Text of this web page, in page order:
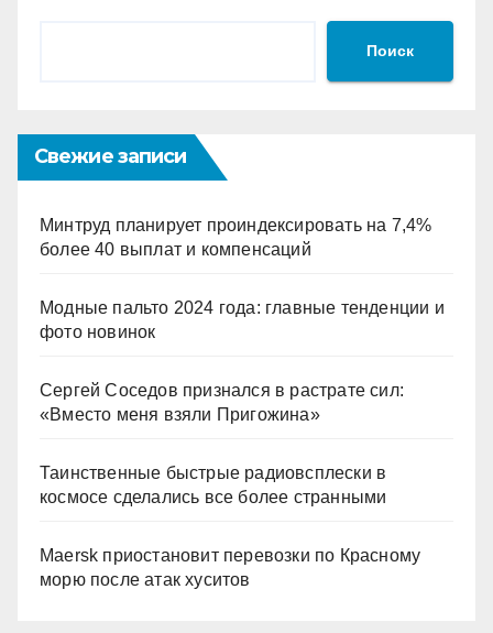
Поиск
Свежие записи
Минтруд планирует проиндексировать на 7,4%
более 40 выплат и компенсаций
Модные пальто 2024 года: главные тенденции и
фото новинок
Сергей Соседов признался в растрате сил:
«Вместо меня взяли Пригожина»
Таинственные быстрые радиовсплески в
космосе сделались все более странными
Maersk приостановит перевозки по Красному
морю после атак хуситов